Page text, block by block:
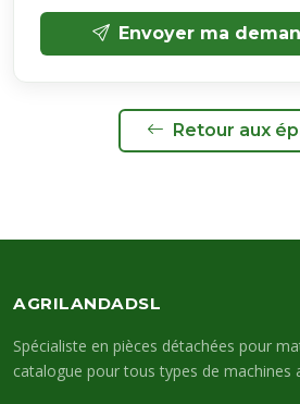
Envoyer ma
Retour aux
AGRILANDADSL
Spécialiste en pièces détachées pour
catalogue pour tous types de machines